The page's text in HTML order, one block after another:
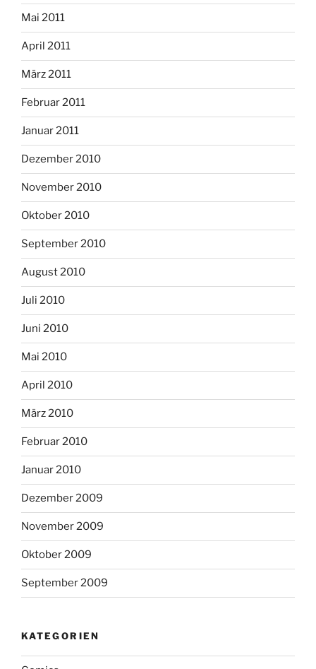
Mai 2011
April 2011
März 2011
Februar 2011
Januar 2011
Dezember 2010
November 2010
Oktober 2010
September 2010
August 2010
Juli 2010
Juni 2010
Mai 2010
April 2010
März 2010
Februar 2010
Januar 2010
Dezember 2009
November 2009
Oktober 2009
September 2009
KATEGORIEN